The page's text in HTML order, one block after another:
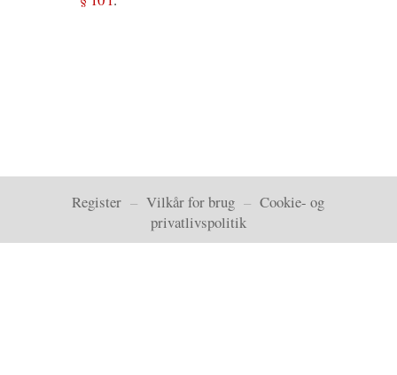
Register –Vilkår for brug –Cookie- og
privatlivspolitik